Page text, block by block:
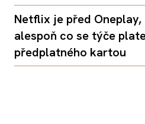
Netflix je před Oneplay,
alespoň co se týče
předplatného kartou